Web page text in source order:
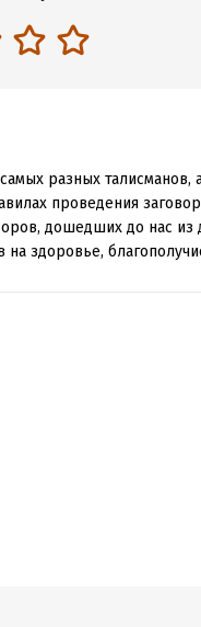
разных талисманов,
проведения
дошедших до нас из
здоровье,
о замечательных